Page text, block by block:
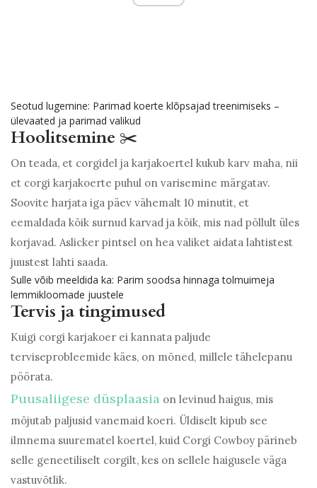
Seotud lugemine: Parimad koerte klõpsajad treenimiseks –
ülevaated ja parimad valikud
Hoolitsemine ✂️
On teada, et corgidel ja karjakoertel kukub karv maha, nii
et corgi karjakoerte puhul on varisemine märgatav.
Soovite harjata iga päev vähemalt 10 minutit, et
eemaldada kõik surnud karvad ja kõik, mis nad põllult üles
korjavad. Aslicker pintsel on hea valiket aidata lahtistest
juustest lahti saada.
Sulle võib meeldida ka: Parim soodsa hinnaga tolmuimeja
lemmikloomade juustele
Tervis ja tingimused
Kuigi corgi karjakoer ei kannata paljude
terviseprobleemide käes, on mõned, millele tähelepanu
pöörata.
Puusaliigese düsplaasia on levinud haigus, mis
mõjutab paljusid vanemaid koeri. Üldiselt kipub see
ilmnema suurematel koertel, kuid Corgi Cowboy pärineb
selle geneetiliselt corgilt, kes on sellele haigusele väga
vastuvõtlik.